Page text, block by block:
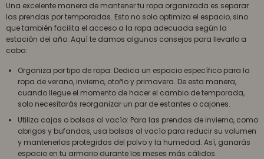
Una excelente manera de mantener tu ropa organizada es separar
las prendas por temporadas. Esto no solo optimiza el espacio, sino
que también facilita el acceso a la ropa adecuada según la
estación del año. Aquí te damos algunos consejos para llevarlo a
cabo:
Organiza por tipo de ropa: Dedica un espacio específico para la
ropa de verano, invierno, otoño y primavera. De esta manera,
cuando llegue el momento de hacer el cambio de temporada,
solo necesitarás reorganizar un par de estantes o cajones.
Utiliza cajas o bolsas al vacío: Para las prendas de invierno, como
abrigos y bufandas, usa bolsas al vacío para reducir su volumen
y mantenerlas protegidas del polvo y la humedad. Así, ganarás
espacio en tu armario durante los meses más cálidos.